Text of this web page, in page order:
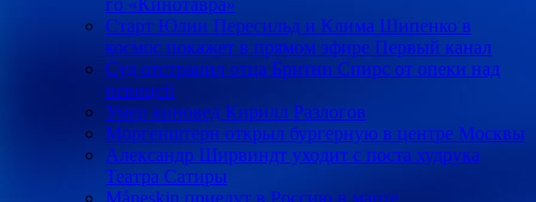
Старт Юлии Пересильд и Клима Шипенко в
космос покажет в прямом эфире Первый канал
Суд отстранил отца Бритни Спирс от опеки над
певицей
Умер киновед Кирилл Разлогов
Моргенштерн открыл бургерную в центре Москвы
Александр Ширвиндт уходит с поста худрука
Театра Сатиры
Måneskin приедут в Россию в марте